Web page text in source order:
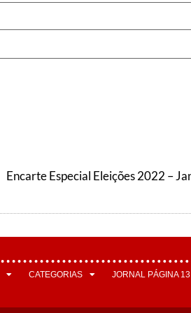
CATEGORIAS JORNAL PÁGINA 13